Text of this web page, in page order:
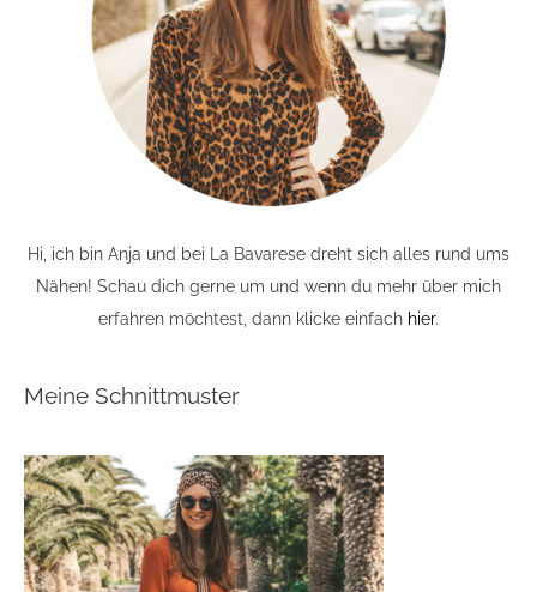
Hi, ich bin Anja und bei La Bavarese dreht sich alles rund ums
Nähen! Schau dich gerne um und wenn du mehr über mich
erfahren möchtest, dann klicke einfach hier.
Meine Schnittmuster